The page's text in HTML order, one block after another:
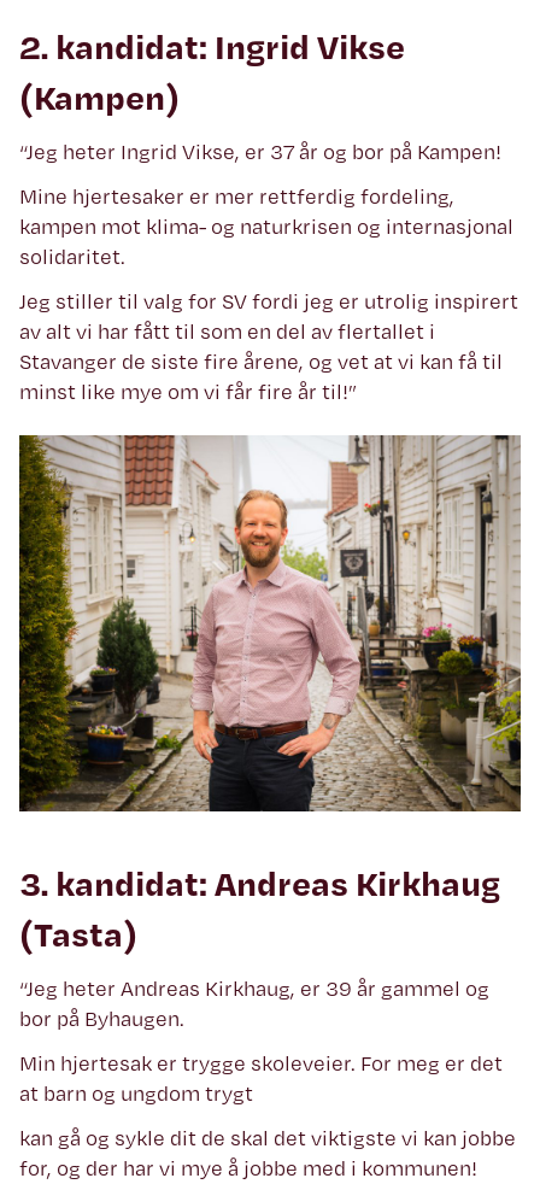
2. kandidat: Ingrid Vikse
(Kampen)
“Jeg heter Ingrid Vikse, er 37 år og bor på Kampen!
Mine hjertesaker er mer rettferdig fordeling,
kampen mot klima- og naturkrisen og internasjonal
solidaritet.
Jeg stiller til valg for SV fordi jeg er utrolig inspirert
av alt vi har fått til som en del av flertallet i
Stavanger de siste fire årene, og vet at vi kan få til
minst like mye om vi får fire år til!”
3. kandidat: Andreas Kirkhaug
(Tasta)
“Jeg heter Andreas Kirkhaug, er 39 år gammel og
bor på Byhaugen.
Min hjertesak er trygge skoleveier. For meg er det
at barn og ungdom trygt
kan gå og sykle dit de skal det viktigste vi kan jobbe
for, og der har vi mye å jobbe med i kommunen!